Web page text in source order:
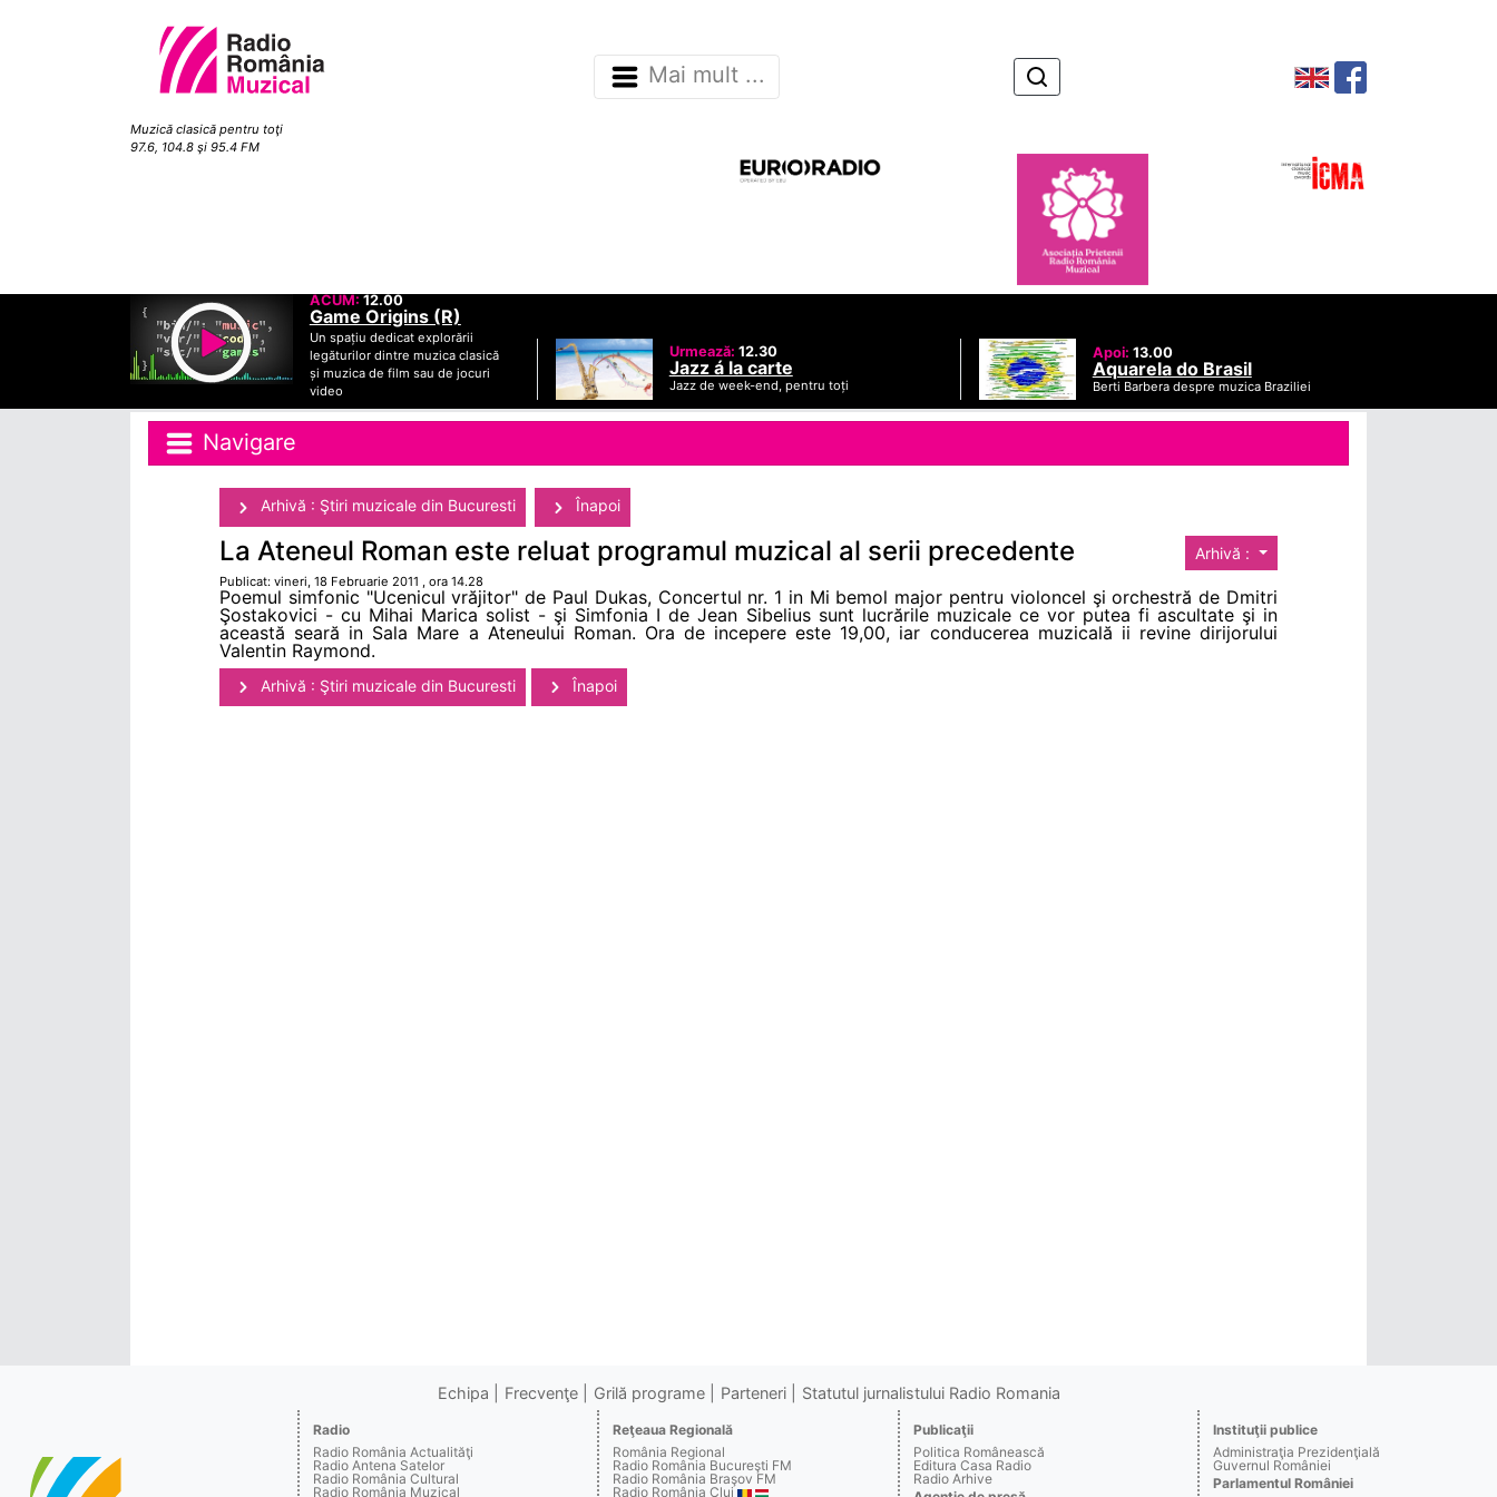
Muzică clasică pentru toţi
97.6, 104.8 şi 95.4 FM
Mai mult ...
ACUM: 12.00
Game Origins (R)
Un spațiu dedicat explorării
legăturilor dintre muzica clasică
și muzica de film sau de jocuri
video
Urmează: 12.30
Jazz á la carte
Jazz de week-end, pentru toți
Apoi: 13.00
Aquarela do Brasil
Berti Barbera despre muzica Braziliei
Navigare
Arhivă : Ştiri muzicale din Bucuresti Înapoi
Arhivă :
La Ateneul Roman este reluat programul muzical al serii precedente
Publicat: vineri, 18 Februarie 2011 , ora 14.28
Poemul simfonic "Ucenicul vrăjitor" de Paul Dukas, Concertul nr. 1 in Mi bemol major pentru violoncel şi orchestră de Dmitri
Şostakovici - cu Mihai Marica solist - şi Simfonia I de Jean Sibelius sunt lucrările muzicale ce vor putea fi ascultate şi in
această seară in Sala Mare a Ateneului Roman. Ora de incepere este 19,00, iar conducerea muzicală ii revine dirijorului
Valentin Raymond.
Arhivă : Ştiri muzicale din Bucuresti Înapoi
Echipa Frecvenţe Grilă programe Parteneri Statutul jurnalistului Radio Romania
Radio
Radio România Actualităţi
Radio Antena Satelor
Radio România Cultural
Radio România Muzical
Reţeaua Regională
România Regional
Radio România Bucureşti FM
Radio România Braşov FM
Radio România Cluj
Publicaţii
Politica Românească
Editura Casa Radio
Radio Arhive
Instituţii publice
Administraţia Prezidenţială
Guvernul României
Parlamentul României